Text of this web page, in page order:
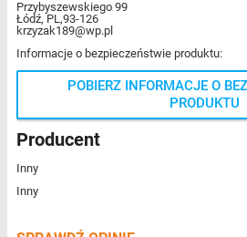
Przybyszewskiego 99
Łódź, PL,93-126
krzyzak189@wp.pl
Informacje o bezpieczeństwie produktu:
POBIERZ INFORMACJE O
PRODUKTU
Producent
Inny
Inny